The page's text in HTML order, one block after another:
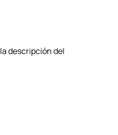
descripción del